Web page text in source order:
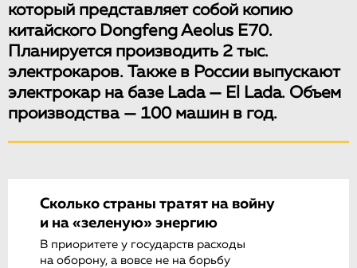
который представляет собой копию
китайского Dongfeng Aeolus E70.
Планируется производить 2 тыс.
электрокаров. Также в России выпускают
электрокар на базе Lada — El Lada. Объем
производства — 100 машин в год.
Сколько страны тратят на войну
и на «зеленую» энергию
В приоритете у государств расходы
на оборону, а вовсе не на борьбу